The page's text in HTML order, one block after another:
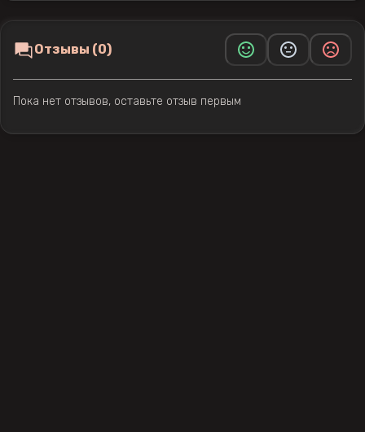
Отзывы (0)
Пока нет отзывов, оставьте отзыв первым